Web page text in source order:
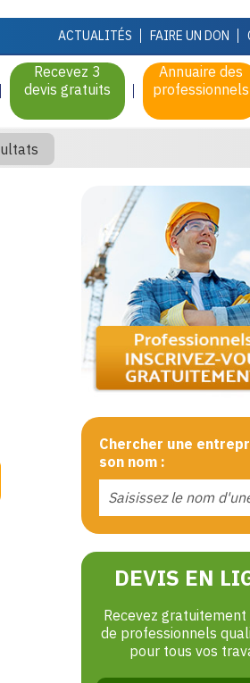
ACTUALITÉS FAIRE UN DON
Recevez 3
devis gratuits
Annuaire des
professionnels
Chercher une
son nom :
DEVIS EN
Recevez gratuitement
de professionnels
pour tous vos